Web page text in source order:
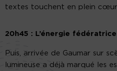
textes touchent en plein cœur
20h45 : L’énergie
Puis, arrivée de Gaumar sur
lumineuse a déjà marqué les